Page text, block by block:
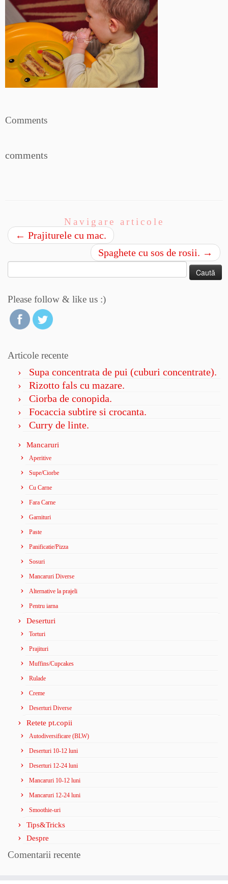
Comments
comments
Navigare articole
← Prajiturele cu mac.
Spaghete cu sos de rosii. →
după:
Please follow & like us :)
Articole recente
Supa concentrata de pui (cuburi concentrate).
Rizotto fals cu mazare.
Ciorba de conopida.
Focaccia subtire si crocanta.
Curry de linte.
Mancaruri
Aperitive
Supe/Ciorbe
Cu Carne
Fara Carne
Garnituri
Paste
Panificatie/Pizza
Sosuri
Mancaruri Diverse
Alternative la prajeli
Pentru iarna
Deserturi
Torturi
Prajituri
Muffins/Cupcakes
Rulade
Creme
Deserturi Diverse
Retete pt.copii
Autodiversificare (BLW)
Deserturi 10-12 luni
Deserturi 12-24 luni
Mancaruri 10-12 luni
Mancaruri 12-24 luni
Smoothie-uri
Tips&Tricks
Despre
Comentarii recente